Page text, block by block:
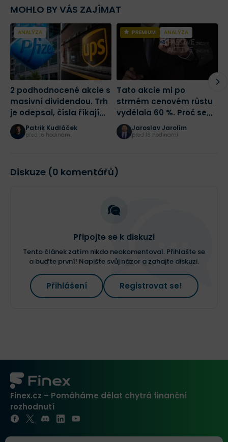
odhalování investičních podvodů. Je
autorem odborných článků i několika
publikací a e-booků zaměřených na
finance a investování.
MOHLO BY VÁS ZAJÍMAT
ANALÝZA
2 podhodnocené akcie s
masivní dividendou. Trh
je odepsal, čísla říkají
opakPatrik Kudláček
před 16 hodinami
PREMIUM ANALÝZA
Tato akcie mi po
strmém cenovém růstu
vydělala 60 %. Proč se
(ne)vyplatí i nyní?
Jaroslav Jarolím
před 18 hodinami
Diskuze (0 komentářů)
Připojte se k diskuzi
Tento článek zatím nikdo neokomentoval. Přihlašte se
a buďte první! Napište svůj názor a zahajte diskuzi.
Přihlášení Registrovat se!
Finex.cz – Pomáháme dělat chytrá finanční
rozhodnutí